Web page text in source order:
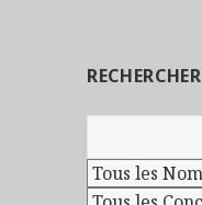
RECHERCHER